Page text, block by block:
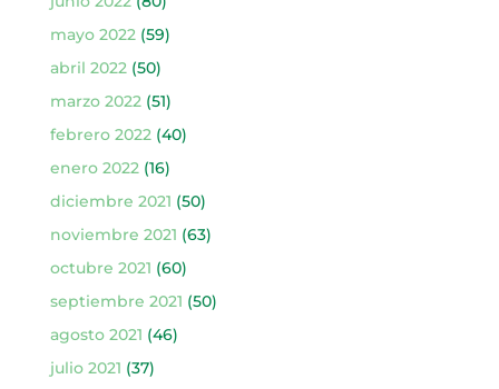
mayo 2022 (59)
abril 2022 (50)
marzo 2022 (51)
febrero 2022 (40)
enero 2022 (16)
diciembre 2021 (50)
noviembre 2021 (63)
octubre 2021 (60)
septiembre 2021 (50)
agosto 2021 (46)
julio 2021 (37)